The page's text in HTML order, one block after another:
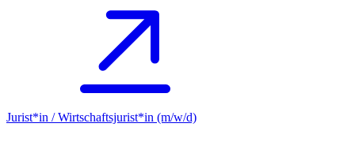
Jurist*in / Wirtschafts­jurist*in (m/w/d)